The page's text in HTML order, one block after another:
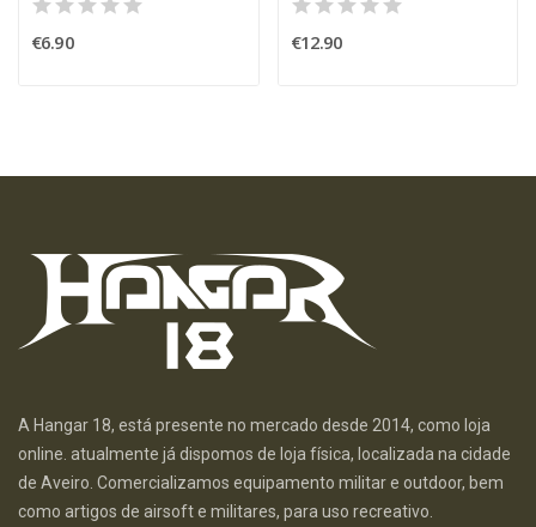
€6.90 €12.90
A Hangar 18, está presente no mercado desde 2014, como loja
online. atualmente já dispomos de loja física, localizada na cidade
de Aveiro. Comercializamos equipamento militar e outdoor, bem
como artigos de airsoft e militares, para uso recreativo.